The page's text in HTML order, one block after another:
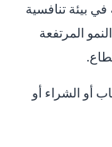
في بيئة تنافسية
المرتفعة
أو الشراء أو